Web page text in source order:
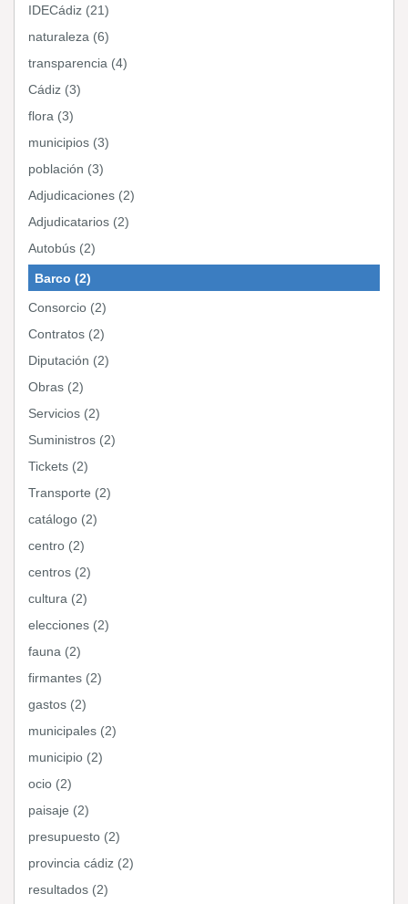
IDECádiz (21)
naturaleza (6)
transparencia (4)
Cádiz (3)
flora (3)
municipios (3)
población (3)
Adjudicaciones (2)
Adjudicatarios (2)
Autobús (2)
Barco (2)
Consorcio (2)
Contratos (2)
Diputación (2)
Obras (2)
Servicios (2)
Suministros (2)
Tickets (2)
Transporte (2)
catálogo (2)
centro (2)
centros (2)
cultura (2)
elecciones (2)
fauna (2)
firmantes (2)
gastos (2)
municipales (2)
municipio (2)
ocio (2)
paisaje (2)
presupuesto (2)
provincia cádiz (2)
resultados (2)